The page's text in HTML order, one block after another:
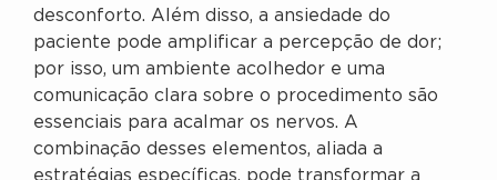
desconforto. Além disso, a ansiedade do
paciente pode amplificar a percepção de dor;
por isso, um ambiente acolhedor e uma
comunicação clara sobre o procedimento são
essenciais para acalmar os nervos. A
combinação desses elementos, aliada a
estratégias específicas, pode transformar a